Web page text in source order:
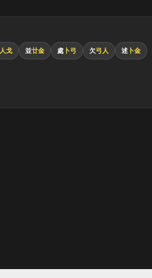
人戈 並廿金 處 卜弓 欠弓人 述 卜金